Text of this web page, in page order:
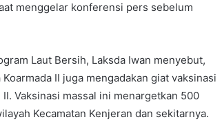
menggelar konferensi pers sebelum
Laut Bersih, Laksda Iwan menyebut,
II juga mengadakan giat vaksinasi
Vaksinasi massal ini menargetkan 500
Kecamatan Kenjeran dan sekitarnya.